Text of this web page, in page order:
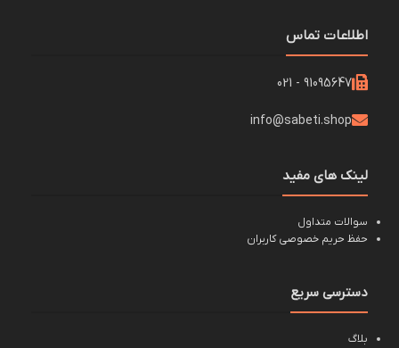
اطلاعات تماس
91095647 - 021
info@sabeti.shop
لینک های مفید
سوالات متداول
حفظ حریم خصوصی کاربران
دسترسی سریع
بلاگ